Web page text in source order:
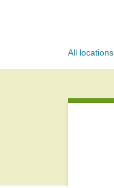
All locations